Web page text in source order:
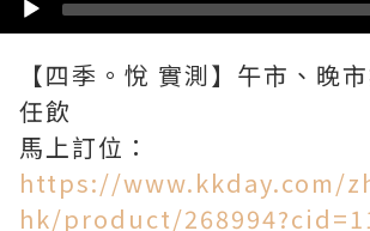
【四季。悅 實測】午市、晚
任飲
馬上訂位：
https://www.kkday.com/
hk/product/